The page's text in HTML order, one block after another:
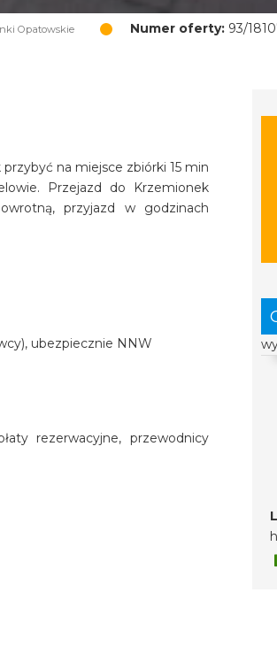
Opatowskie Numer oferty:93/
na miejsce zbiórki 15 min
Przejazd do Krzemionek
przyjazd w godzinach
ubezpiecznie NNW
rezerwacyjne, przewodnicy